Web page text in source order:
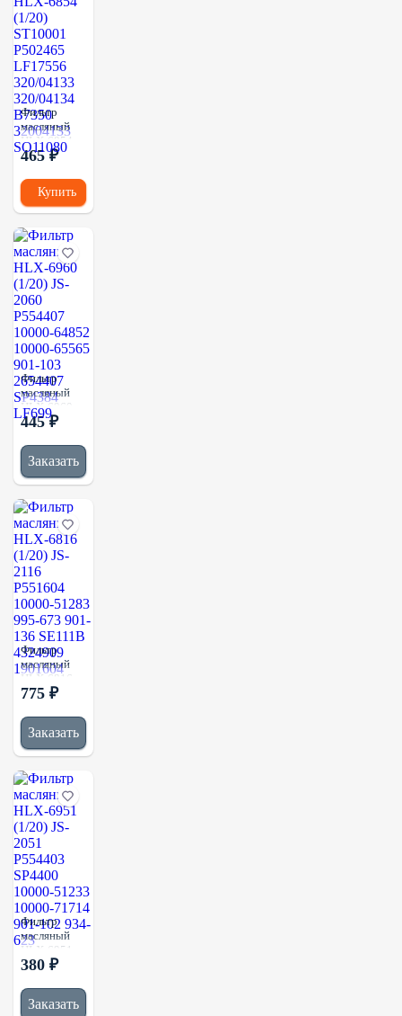
Фильтр
масляный
HLX-6854
(1/20)
P502465
LF17556
320/04133
320/04134
B7350
32004133
SO11080
465 ₽
Купить
Фильтр
масляный
HLX-6960
(1/20) JS-
P554407
10000-
64852
65565 901-
103
2654407
SP4384
LF699
445 ₽
Заказать
Фильтр
масляный
HLX-6816
(1/20) JS-
P551604
10000-
51283 995-
SE111B
4324909
1901604
775 ₽
Заказать
Фильтр
масляный
HLX-6951
(1/20) JS-
P554403
SP4400
380 ₽
Заказать